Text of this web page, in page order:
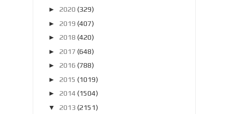
► 2020 (329)
► 2019 (407)
► 2018 (420)
► 2017 (648)
► 2016 (788)
► 2015 (1019)
► 2014 (1504)
▼
2013 (2151)